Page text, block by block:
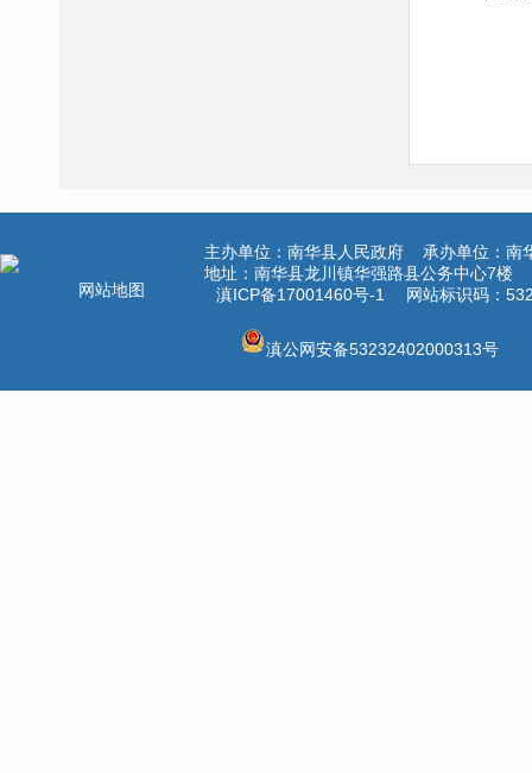
网站地图
主办单位：南华县人民政府 承办单位：南
地址：南华县龙川镇华强路县公务中心
滇ICP备17001460号-1
网站标识码：
滇公网安备53232402000313号